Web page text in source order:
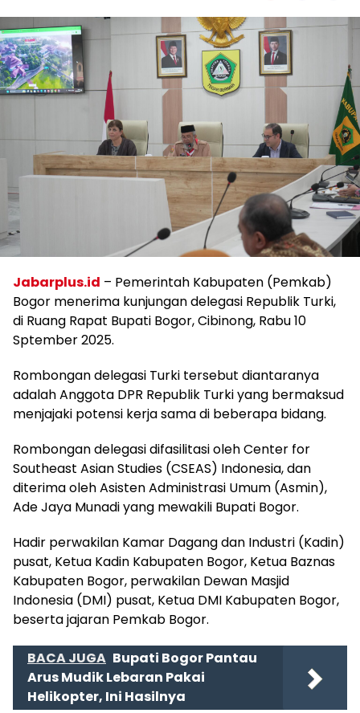
Jabarplus.id – Pemerintah Kabupaten (Pemkab)
Bogor menerima kunjungan delegasi Republik Turki,
di Ruang Rapat Bupati Bogor, Cibinong, Rabu 10
Sptember 2025.
Rombongan delegasi Turki tersebut diantaranya
adalah Anggota DPR Republik Turki yang bermaksud
menjajaki potensi kerja sama di beberapa bidang.
Rombongan delegasi difasilitasi oleh Center for
Southeast Asian Studies (CSEAS) Indonesia, dan
diterima oleh Asisten Administrasi Umum (Asmin),
Ade Jaya Munadi yang mewakili Bupati Bogor.
Hadir perwakilan Kamar Dagang dan Industri (Kadin)
pusat, Ketua Kadin Kabupaten Bogor, Ketua Baznas
Kabupaten Bogor, perwakilan Dewan Masjid
Indonesia (DMI) pusat, Ketua DMI Kabupaten Bogor,
beserta jajaran Pemkab Bogor.
BACA JUGA Bupati Bogor Pantau
Arus Mudik Lebaran Pakai
Helikopter, Ini Hasilnya